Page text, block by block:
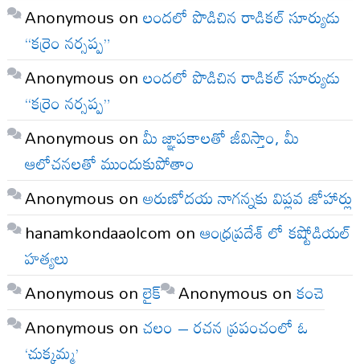
Anonymous onలందలో పొడిచిన రాడికల్ సూర్యుడు
“కర్రెం నర్సప్ప”
Anonymous onలందలో పొడిచిన రాడికల్ సూర్యుడు
“కర్రెం నర్సప్ప”
Anonymous onమీ జ్ఞాపకాలతో జీవిస్తాం, మీ
ఆలోచనలతో ముందుకుపోతాం
Anonymous onఅరుణోదయ నాగన్నకు విప్లవ జోహార్లు
hanamkondaaolcom onఆంధ్రప్రదేశ్ లో కష్టోడియల్
హత్యలు
Anonymous onలైక్ Anonymous onకంచె
Anonymous onచలం – రచన ప్రపంచంలో ఓ
‘చుక్కమ్మ’